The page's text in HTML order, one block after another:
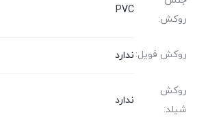
روکش:
PVC
روکش فویل: ندارد
روکش
شیلد:
ندارد